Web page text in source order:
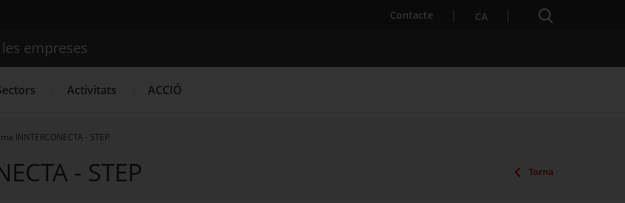
Contacte . Obre en una nova finestra.
CA Cercador
Cercador
d'innovació Convocatòries d'ajuts obertes
empreses
Activitats ACCIÓ
INNTERCONECTA - STEP
- STEP Torna